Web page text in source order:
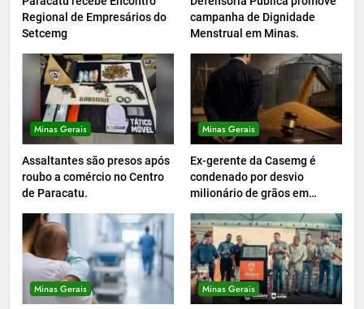
Regional de Empresários do
Setcemg
campanha de Dignidade
Menstrual em Minas.
Minas Gerais
Assaltantes são presos após
roubo a comércio no Centro
de Paracatu.
Minas Gerais
Ex-gerente da Casemg é
condenado por desvio
milionário de grãos em
Minas Gerais Minas Gerais